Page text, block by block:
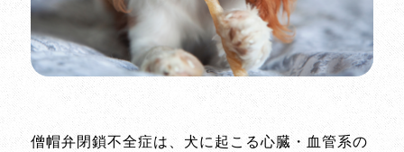
僧帽弁閉鎖不全症は、犬に起こる心臓・血管系の